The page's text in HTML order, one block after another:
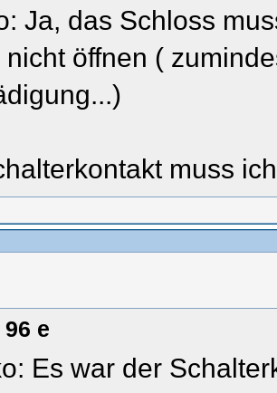
Ja, das Schloss
nicht öffnen (
muss
e
Es war der